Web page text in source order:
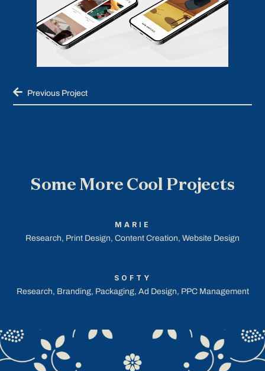
Previous Project
Some More Cool Projects
MARIE
Research, Print Design, Content Creation, Website Design
SOFTY
Research, Branding, Packaging, Ad Design, PPC Management